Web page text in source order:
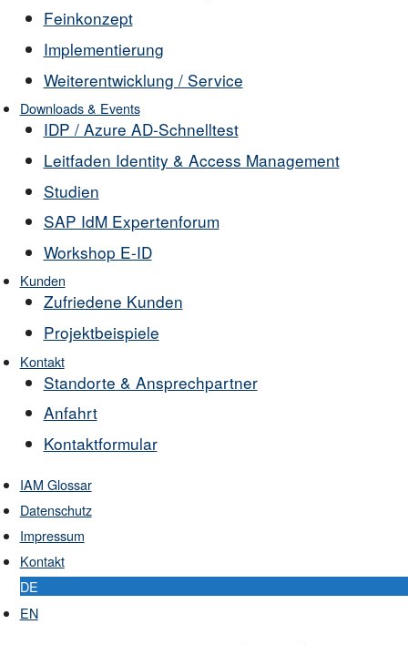
Feinkonzept
Implementierung
Weiterentwicklung / Service
Downloads & Events
IDP / Azure AD-Schnelltest
Leitfaden Identity & Access Management
Studien
SAP IdM Expertenforum
Workshop E-ID
Kunden
Zufriedene Kunden
Projektbeispiele
Kontakt
Standorte & Ansprechpartner
Anfahrt
Kontaktformular
IAM Glossar
Datenschutz
Impressum
Kontakt
DE
EN